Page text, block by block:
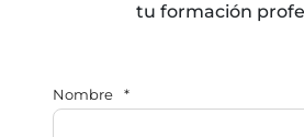
tu formación
Nombre *